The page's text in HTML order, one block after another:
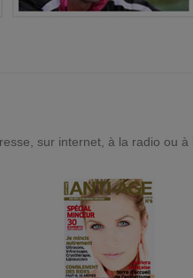
sur internet, à la radio ou à